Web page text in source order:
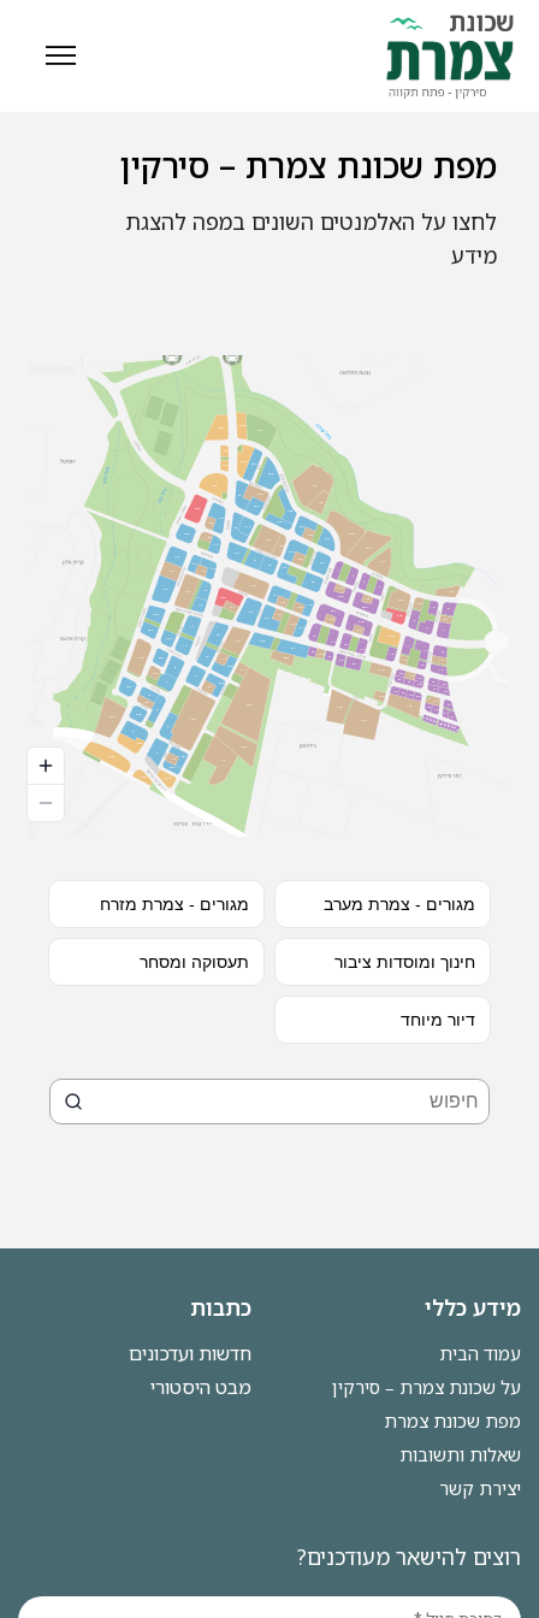
מפת שכונת צמרת – סירקין
לחצו על האלמנטים השונים במפה להצגת
מידע
מידע כללי
עמוד הבית
על שכונת צמרת – סירקין
מפת שכונת צמרת
שאלות ותשובות
יצירת קשר
כתבות
חדשות ועדכונים
מבט היסטורי
רוצים להישאר מעודכנים?